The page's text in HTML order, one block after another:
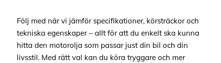
Följ med när vi jämför specifikationer, körsträckor och
tekniska egenskaper – allt för att du enkelt ska kunna
hitta den motorolja som passar just din bil och din
livsstil. Med rätt val kan du köra tryggare och mer